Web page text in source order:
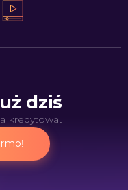
dziś
kredytowa.